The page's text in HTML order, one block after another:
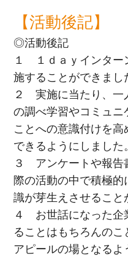
【活動後記】
◎活動後記
１ １ｄａｙインター
施することができまし
２ 実施に当たり、一
の調べ学習やコミュニ
ことへの意識付けを
できるようにしました
３ アンケートや報告
際の活動の中で積極
識が芽生えさせること
４ お世話になった企
ることはもちろんの
アピールの場となる